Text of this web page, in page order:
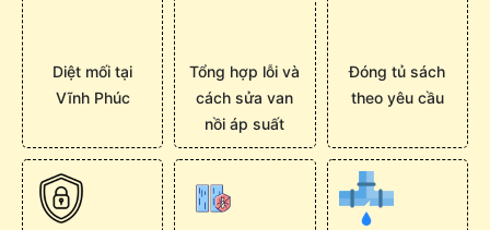
Diệt mối tại
Vĩnh Phúc
Tổng hợp lỗi và
cách sửa van
nồi áp suất
Đóng tủ sách
theo yêu cầu